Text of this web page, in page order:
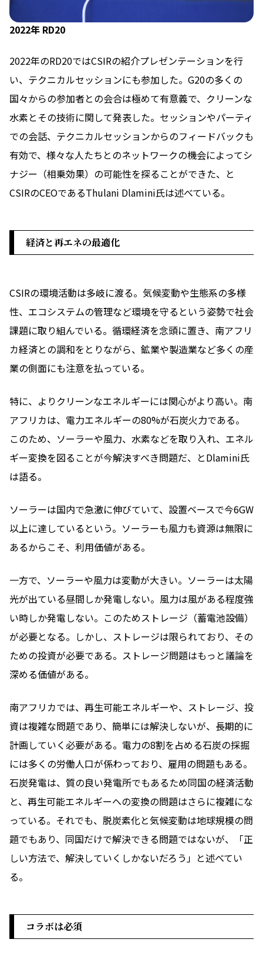
2022年 RD20
2022年のRD20ではCSIRの紹介プレゼンテーションを行
い、テクニカルセッションにも参加した。G20の多くの
国々からの参加者との会合は極めて有意義で、クリーンな
水素とその技術に関して発表した。セッションやパーティ
での会話、テクニカルセッションからのフィードバックも
有効で、様々な人たちとのネットワークの機会によってシ
ナジー（相乗効果）の可能性を探ることができた、と
CSIRのCEOであるThulani Dlamini氏は述べている。
経済と再エネの最適化
CSIRの環境活動は多岐に渡る。気候変動や生態系の多様
性、エコシステムの管理など環境を守るという姿勢で社会
課題に取り組んでいる。循環経済を念頭に置き、南アフリ
カ経済との調和をとりながら、鉱業や製造業など多くの産
業の側面にも注意を払っている。
特に、よりクリーンなエネルギーには関心がより高い。南
アフリカは、電力エネルギーの80%が石炭火力である。
このため、ソーラーや風力、水素などを取り入れ、エネル
ギー変換を図ることが今解決すべき問題だ、とDlamini氏
は語る。
ソーラーは国内で急激に伸びていて、設置ベースで今6GW
以上に達しているという。ソーラーも風力も資源は無限に
あるからこそ、利用価値がある。
一方で、ソーラーや風力は変動が大きい。ソーラーは太陽
光が出ている昼間しか発電しない。風力は風がある程度強
い時しか発電しない。このためストレージ（蓄電池設備）
が必要となる。しかし、ストレージは限られており、その
ための投資が必要である。ストレージ問題はもっと議論を
深める価値がある。
南アフリカでは、再生可能エネルギーや、ストレージ、投
資は複雑な問題であり、簡単には解決しないが、長期的に
計画していく必要がある。電力の8割を占める石炭の採掘
には多くの労働人口が係わっており、雇用の問題もある。
石炭発電は、質の良い発電所でもあるため同国の経済活動
と、再生可能エネルギーへの変換の問題はさらに複雑にな
っている。それでも、脱炭素化と気候変動は地球規模の問
題でもあり、同国だけで解決できる問題ではないが、「正
しい方法で、解決していくしかないだろう」と述べてい
る。
コラボは必須